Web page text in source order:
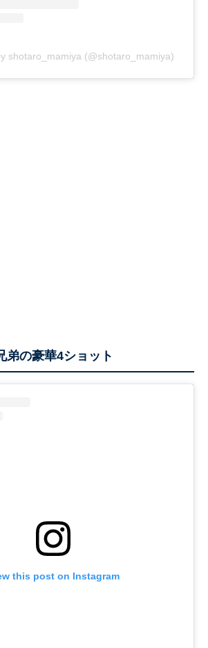
shotaro_mamiya (@shotaro_mamiya)
弟の豪華4ショット
this post on Instagram